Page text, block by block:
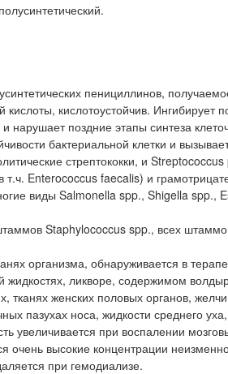
пенициллинов,
кислотоустойчив. Ингибирует
нарушает поздние этапы синтеза
бактериальной клетки и
стрептококки, и
Enterococcus faecalis) и
виды Salmonella spp., Shigella spp.,
Staphylococcus spp., всех
организма, обнаруживается в
ликворе, содержимом
тканях женских половых органов,
пазухах носа, жидкости среднего
увеличивается при воспалении
высокие концентрации
при гемодиализе.